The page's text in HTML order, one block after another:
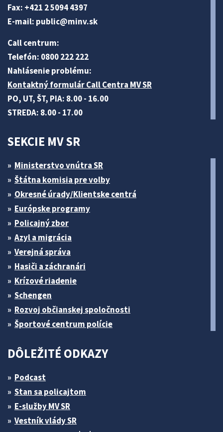
Fax: +421 2 5094 4397
E-mail: public@minv.sk
Call centrum:
Telefón: 0800 222 222
Nahlásenie problému:
Kontaktný formulár Call Centra MV SR
PO, UT, ŠT, PIA: 8.00 - 16.00
STREDA: 8.00 - 17.00
SEKCIE MV SR
Ministerstvo vnútra SR
Štátna komisia pre volby
Okresné úrady/Klientske centrá
Európske programy
Policajný zbor
Azyl a migrácia
Verejná správa
Hasiči a záchranári
Krízové riadenie
Schengen
Rozvoj občianskej spoločnosti
Športové centrum polície
DÔLEŽITÉ ODKAZY
Podcast
Stan sa policajtom
E-služby MV SR
Vestník vlády SR